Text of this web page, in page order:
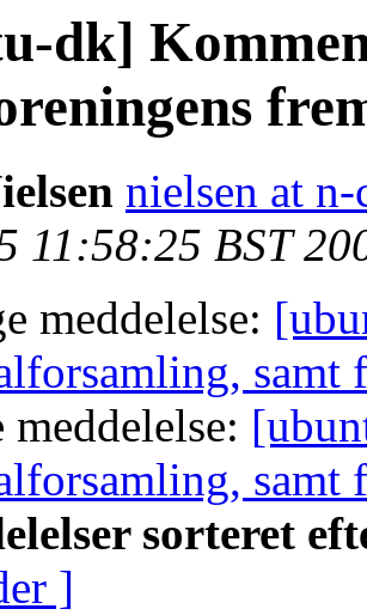
dk]
nielsen at
11:58:25 BST
meddelelse:
samt
samt
sorteret
]